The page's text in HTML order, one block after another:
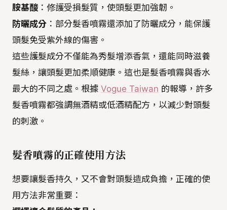
胺基酸：修護受損髮質，使頭髮更加強韌。
防曬成分 ：部分髮香噴霧還添加了防曬成分，能保護
頭髮免受紫外線的傷害。
這些護髮成分不僅能為秀髮增添香氣，還能同時滋養
髮絲，讓頭髮更加柔順健康。這也是髮香噴霧與香水
最大的不同之處。根據 Vogue Taiwan 的報導，許多
髮香噴霧都強調無酒精或低酒精配方，以減少對頭髮
的刺激。
髮香噴霧的正確使用方法
想要讓髮香持久，又不會對頭髮造成負擔，正確的使
用方法非常重要：